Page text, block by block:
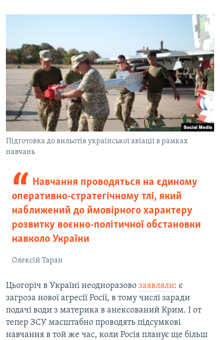
Підготовка до вильотів української авіації в рамках
навчань
Навчання проводяться на єдиному
оперативно-стратегічному тлі, який
наближений до ймовірного характеру
розвитку воєнно-політичної обстановки
навколо України
Олексій Таран
Цьогоріч в Україні неодноразово заявляли: є
загроза нової агресії Росії, в тому числі заради
подачі води з материка в анексований Крим. І от
тепер ЗСУ масштабно проводять підсумкові
навчання в той же час, коли Росія планує ще більш